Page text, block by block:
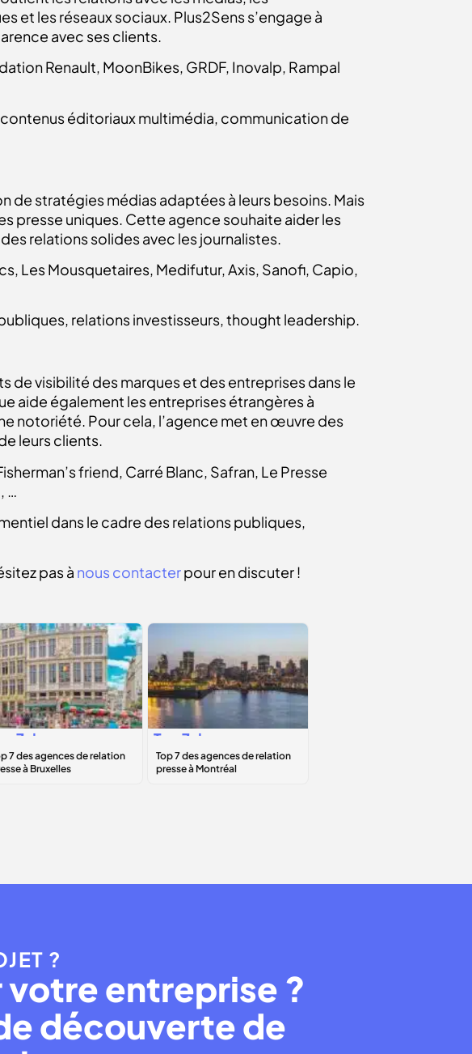
et les réseaux sociaux. Plus2Sens s’engage à
avec ses clients.
Renault, MoonBikes, GRDF, Inovalp, Rampal
éditoriaux multimédia, communication de
stratégies médias adaptées à leurs besoins. Mais
presse uniques. Cette agence souhaite aider les
relations solides avec les journalistes.
Les Mousquetaires, Medifutur, Axis, Sanofi, Capio,
relations investisseurs, thought leadership.
de visibilité des marques et des entreprises dans le
aide également les entreprises étrangères à
notoriété. Pour cela, l’agence met en œuvre des
leurs clients.
friend, Carré Blanc, Safran, Le Presse
dans le cadre des relations publiques,
pas à nous contacterpour en discuter !
7 des
de
presse à
Top 7 des
agences de
relation presse à
?
entreprise ?
découverte de